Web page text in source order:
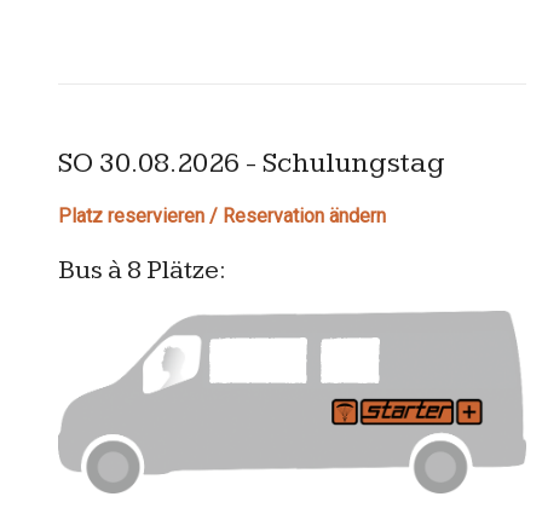
SO 30.08.2026 - Schulungstag
Platz reservieren / Reservation ändern
Bus à 8 Plätze: